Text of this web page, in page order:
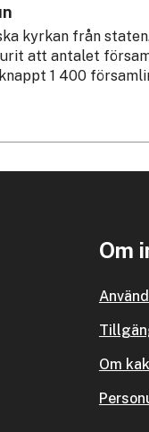
kyrkan från
att antalet
1 400
Om
Om